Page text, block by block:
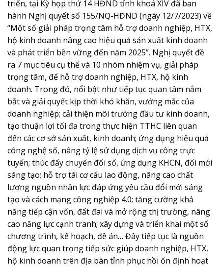
triển, tại Kỳ họp thứ 14 HĐND tỉnh khoá XIV đã ban
hành Nghị quyết số 155/NQ-HĐND (ngày 12/7/2023) về
“Một số giải pháp trọng tâm hỗ trợ doanh nghiệp, HTX,
hộ kinh doanh nâng cao hiệu quả sản xuất kinh doanh
và phát triển bền vững đến năm 2025”. Nghị quyết đề
ra 7 mục tiêu cụ thể và 10 nhóm nhiệm vụ, giải pháp
trọng tâm, để hỗ trợ doanh nghiệp, HTX, hộ kinh
doanh. Trong đó, nổi bật như tiếp tục quan tâm nắm
bắt và giải quyết kịp thời khó khăn, vướng mắc của
doanh nghiệp; cải thiện môi trường đầu tư kinh doanh,
tạo thuận lợi tối đa trong thực hiện TTHC liên quan
đến các cơ sở sản xuất, kinh doanh; ứng dụng hiệu quả
công nghệ số, nâng tỷ lệ sử dụng dịch vụ công trực
tuyến; thúc đẩy chuyển đổi số, ứng dụng KHCN, đổi mới
sáng tạo; hỗ trợ tái cơ cấu lao động, nâng cao chất
lượng nguồn nhân lực đáp ứng yêu cầu đổi mới sáng
tạo và cách mạng công nghiệp 4.0; tăng cường khả
năng tiếp cận vốn, đất đai và mở rộng thị trường, nâng
cao năng lực cạnh tranh; xây dựng và triển khai một số
chương trình, kế hoạch, đề án… Đây tiếp tục là nguồn
động lực quan trọng tiếp sức giúp doanh nghiệp, HTX,
hộ kinh doanh trên địa bàn tỉnh phục hồi ổn định hoạt